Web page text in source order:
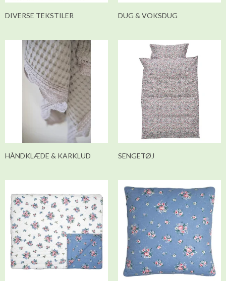
DIVERSE TEKSTILER DUG & VOKSDUG
HÅNDKLÆDE & KARKLUD SENGETØJ